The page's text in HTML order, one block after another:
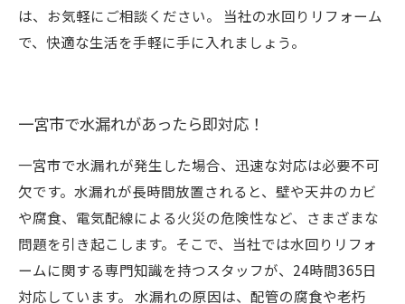
は、お気軽にご相談ください。 当社の水回りリフォーム
で、快適な生活を手軽に手に入れましょう。
一宮市で水漏れがあったら即対応！
一宮市で水漏れが発生した場合、迅速な対応は必要不可
欠です。水漏れが長時間放置されると、壁や天井のカビ
や腐食、電気配線による火災の危険性など、さまざまな
問題を引き起こします。そこで、当社では水回りリフォ
ームに関する専門知識を持つスタッフが、24時間365日
対応しています。 水漏れの原因は、配管の腐食や老朽